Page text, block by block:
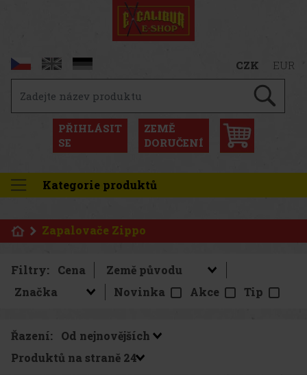
CZK EUR
PŘIHLÁSIT
SE
ZEMĚ
DORUČENÍ
Kategorie produktů
Zapalovače Zippo
Filtry:
Cena
Novinka
Akce Tip
Řazení:
Produktů na straně